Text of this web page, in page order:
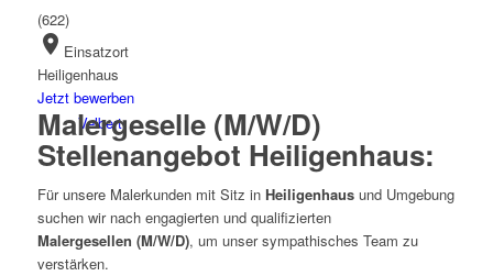
Velbert
(622)
location_on Einsatzort
Heiligenhaus
Jetzt bewerben
Malergeselle (M/W/D)
Stellenangebot Heiligenhaus:
Für unsere Malerkunden mit Sitz in Heiligenhaus und Umgebung
suchen wir nach engagierten und qualifizierten
Malergesellen (M/W/D), um unser sympathisches Team zu
verstärken.